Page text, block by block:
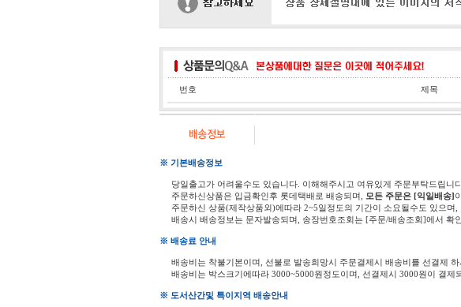
번호 제목
※ 기본배송정보
당일출고가 어려울수도 있습니다. 이해해주시고 여유있게 주문부탁드립니
주문하신상품은 입금확인후 롯데택배로 배송되며,
모든 주문은 [익일배송]
주문하신 상품(제작상품외)에따라 2~5일정도의 기간이 소요될수도 있으
배송시 배송정보는 문자발송되며, 송장번호조회는 [주문/배송조회]에서 확
※ 배송료 안내
배송비는 착불기본이며, 선불로 발송희망시 주문결제시 배송비를 선결제
배송비는 박스크기에따라 3000~5000원정도이며, 선결제시 3000원이 결
※ 도서산간및 특이지역 배송안내